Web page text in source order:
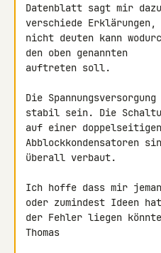
Datenblatt sagt mir
verschiede
nicht deuten kann
den oben genannten
auftreten soll.
Die
stabil sein. Die
auf einer
Abblockkondensatoren
überall verbaut.
Ich hoffe dass mir
oder zumindest Ideen
der Fehler liegen
Thomas